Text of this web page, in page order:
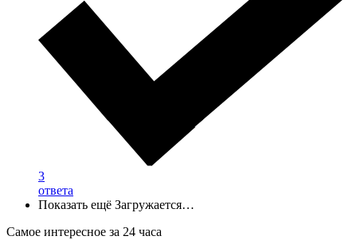
3
ответа
Показать ещё Загружается…
Самое интересное за 24 часа